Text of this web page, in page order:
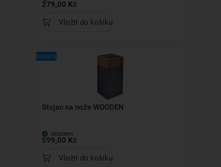
279,00 Kč
Vložit do košíku
Kolekce
Stojan na nože WOODEN
skladem
599,00 Kč
Vložit do košíku